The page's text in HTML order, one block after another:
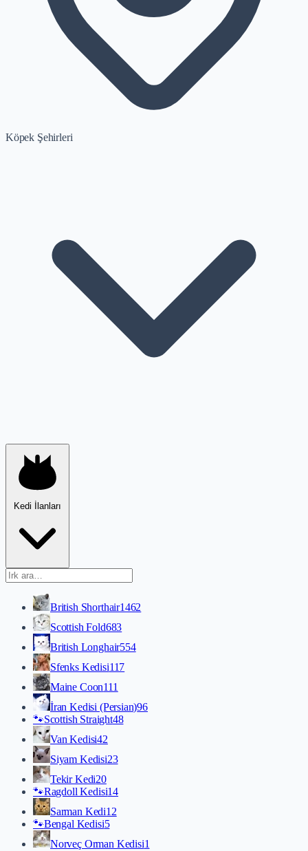
Köpek Şehirleri
Kedi İlanları
British Shorthair1462
Scottish Fold683
British Longhair554
Sfenks Kedisi117
Maine Coon111
İran Kedisi (Persian)96
🐾Scottish Straight48
Van Kedisi42
Siyam Kedisi23
Tekir Kedi20
🐾Ragdoll Kedisi14
Sarman Kedi12
🐾Bengal Kedisi5
Norveç Orman Kedisi1